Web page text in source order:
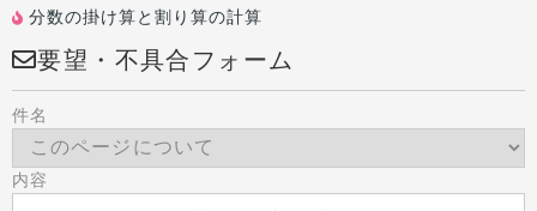
分数の掛け算と割り算の計算
要望・不具合フォーム
件名
内容